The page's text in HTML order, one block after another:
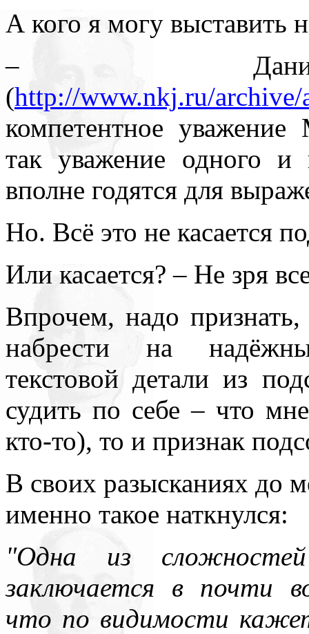
А кого я могу выставить
–
(http://www.nkj.ru/archive/
компетентное
так уважение одного
вполне годятся для
Но. Всё это не касается
Или касается? – Не зря
Впрочем, надо
набрести на
текстовой детали из
судить по себе – что
кто-то), то и признак
В своих разысканиях до
именно такое наткнулся:
"Одна из сложностей
заключается в почти
что по видимости